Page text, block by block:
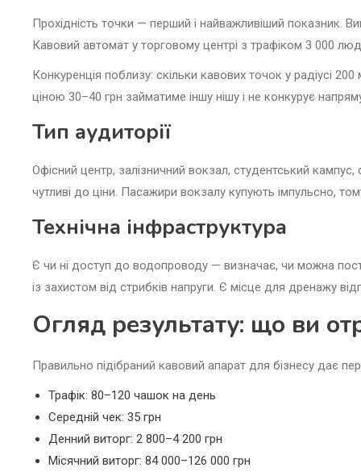
Прохідність точки — перший і найважливіший показник.
Кавовий автомат у торговому центрі з трафіком 3 000
Конкуренція поблизу: скільки кавових точок у радіусі
ціною 30–40 грн займатиме іншу нішу і не конкурує
Тип аудиторії
Офісний центр, залізничний вокзал, студентський
чутливі до ціни. Пасажири вокзалу купують імпульсно,
Технічна інфраструктура
Є чи ні доступ до водопроводу — визначає, чи можна
із захистом від стрибків напруги. Є місце для дренажу
Огляд результату: що ви
Правильно підібраний кавовий апарат для бізнесу дає
Трафік: 80–120 чашок на день
Середній чек: 35 грн
Денний виторг: 2 800–4 200 грн
Місячний виторг: 84 000–126 000 грн